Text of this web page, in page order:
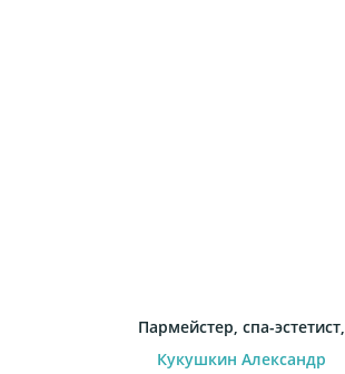
Пармейстер, спа-эстетист,
Кукушкин Александр